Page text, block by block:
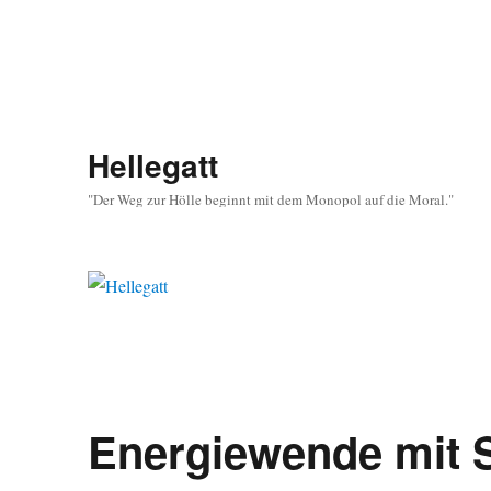
Hellegatt
"Der Weg zur Hölle beginnt mit dem Monopol auf die Moral."
Energiewende mit